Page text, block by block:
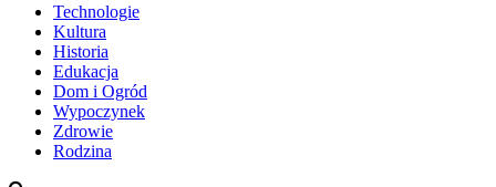
Technologie
Kultura
Historia
Edukacja
Dom i Ogród
Wypoczynek
Zdrowie
Rodzina